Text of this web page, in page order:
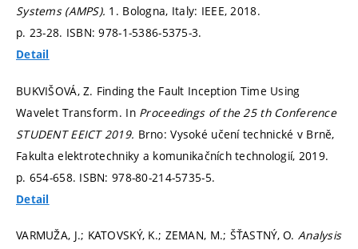
Systems (AMPS). 1. Bologna, Italy: IEEE, 2018.
p. 23-28. ISBN: 978-1-5386-5375-3.
Detail
BUKVIŠOVÁ, Z. Finding the Fault Inception Time Using
Wavelet Transform. In Proceedings of the 25 th Conference
STUDENT EEICT 2019. Brno: Vysoké učení technické v Brně,
Fakulta elektrotechniky a komunikačních technologií, 2019.
p. 654-658. ISBN: 978-80-214-5735-5.
Detail
VARMUŽA, J.; KATOVSKÝ, K.; ZEMAN, M.; ŠŤASTNÝ, O. Analysis